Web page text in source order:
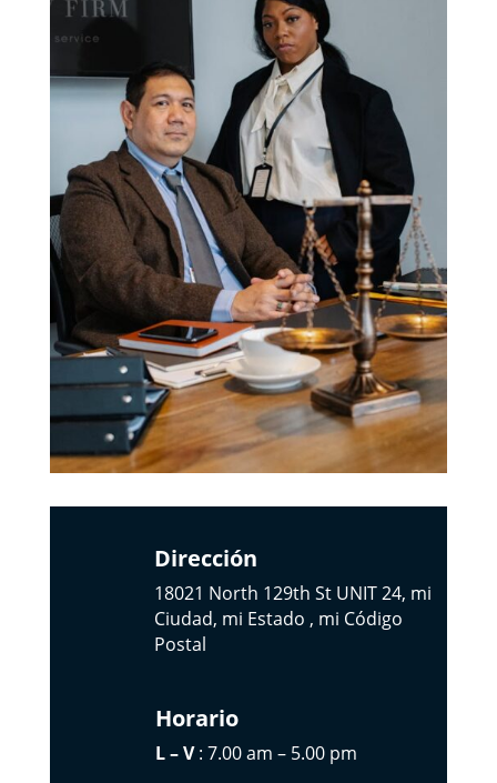
Dirección
18021 North 129th St UNIT 24, mi
Ciudad, mi Estado , mi Código
Postal
Horario
L – V: 7.00 am – 5.00 pm